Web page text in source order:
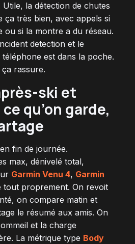
Utile, la détection de chutes
ça très bien, avec appels si
ou si la montre a du réseau.
detection et le
téléphone est dans la poche.
rassure.
ski et
qu’on garde,
fin de journée.
max, dénivelé total,
Garmin Venu 4, Garmin
tout proprement. On revoit
on compare matin et
le résumé aux amis. On
et la charge
La métrique type Body